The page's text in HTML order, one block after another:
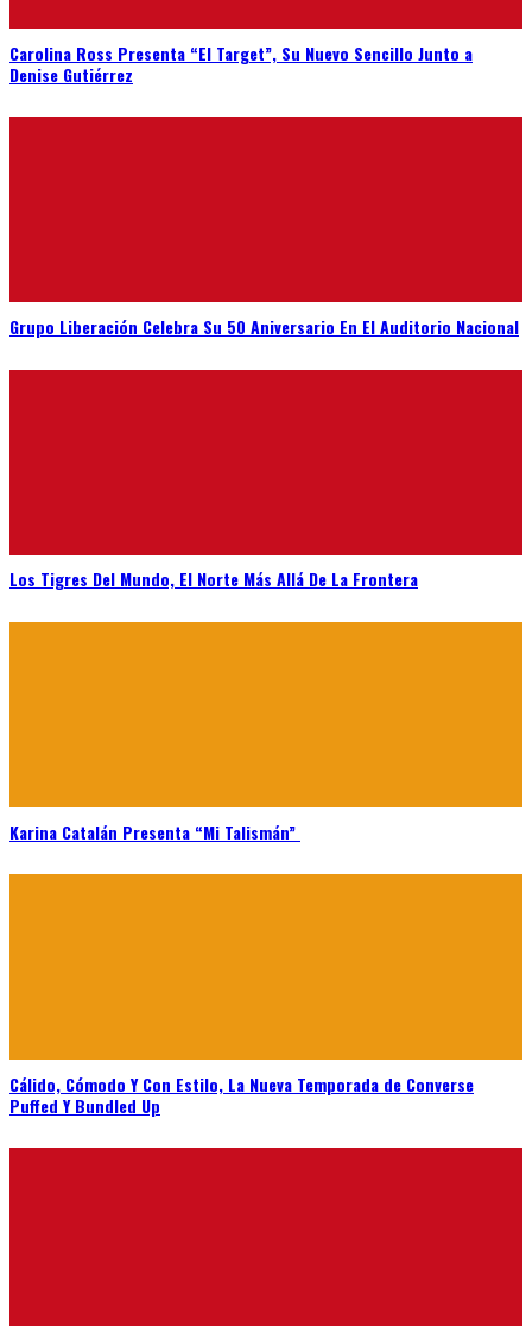
Carolina Ross Presenta “El Target”, Su Nuevo Sencillo Junto a
Denise Gutiérrez
Grupo Liberación Celebra Su 50 Aniversario En El Auditorio Nacional
Los Tigres Del Mundo, El Norte Más Allá De La Frontera
Karina Catalán Presenta “Mi Talismán”
Cálido, Cómodo Y Con Estilo, La Nueva Temporada de Converse
Puffed Y Bundled Up